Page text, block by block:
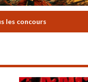
les concours